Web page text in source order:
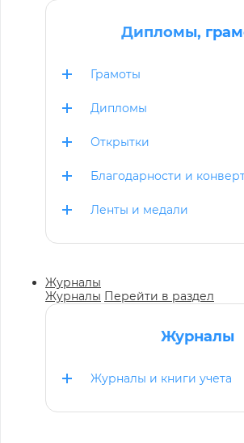
Дипломы,
Грамоты
Дипломы
Открытки
Благодарности и
Ленты и медали
Журналы
Журналы Перейти в раздел
Журналы
Журналы и книги учета